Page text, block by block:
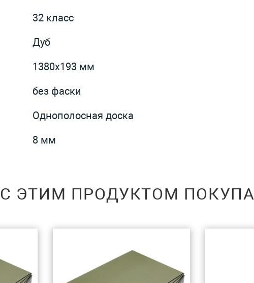
32 класс
Дуб
1380х193 мм
без фаски
Однополосная доска
8 мм
С ЭТИМ ПРОДУКТОМ